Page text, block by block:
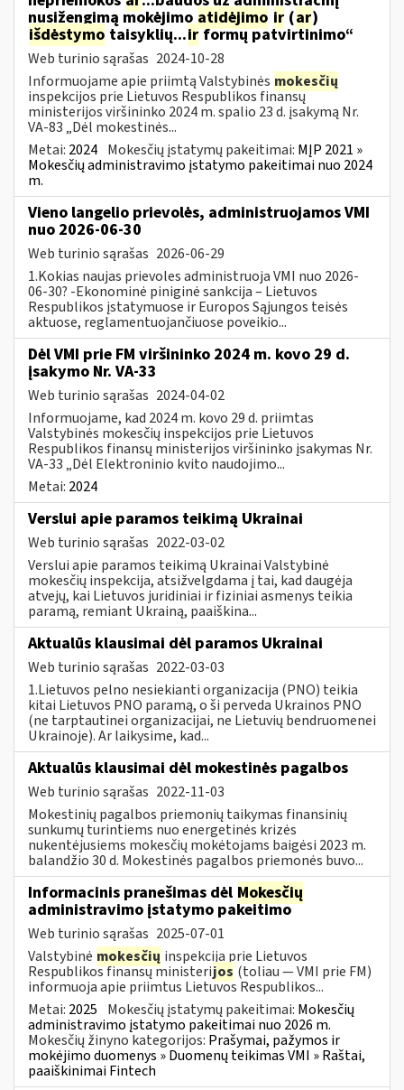
nusižengimą mokėjimo atidėjimo ir (ar)
išdėstymo taisyklių...irformų patvirtinimo“
Web turinio sąrašas 2024-10-28
Informuojame apie priimtą Valstybinės mokesčių
inspekcijos prie Lietuvos Respublikos finansų
ministerijos viršininko 2024 m. spalio 23 d. įsakymą Nr.
VA-83 „Dėl mokestinės...
Metai: 2024 Mokesčių įstatymų pakeitimai: MĮP 2021 »
Mokesčių administravimo įstatymo pakeitimai nuo 2024
m.
Vieno langelio prievolės, administruojamos VMI
nuo 2026-06-30
Web turinio sąrašas 2026-06-29
1.Kokias naujas prievoles administruoja VMI nuo 2026-
06-30? -Ekonominė piniginė sankcija – Lietuvos
Respublikos įstatymuose ir Europos Sąjungos teisės
aktuose, reglamentuojančiuose poveikio...
Dėl VMI prie FM viršininko 2024 m. kovo 29 d.
įsakymo Nr. VA-33
Web turinio sąrašas 2024-04-02
Informuojame, kad 2024 m. kovo 29 d. priimtas
Valstybinės mokesčių inspekcijos prie Lietuvos
Respublikos finansų ministerijos viršininko įsakymas Nr.
VA-33 „Dėl Elektroninio kvito naudojimo...
Metai: 2024
Verslui apie paramos teikimą Ukrainai
Web turinio sąrašas 2022-03-02
Verslui apie paramos teikimą Ukrainai Valstybinė
mokesčių inspekcija, atsižvelgdama į tai, kad daugėja
atvejų, kai Lietuvos juridiniai ir fiziniai asmenys teikia
paramą, remiant Ukrainą, paaiškina...
Aktualūs klausimai dėl paramos Ukrainai
Web turinio sąrašas 2022-03-03
1.Lietuvos pelno nesiekianti organizacija (PNO) teikia
kitai Lietuvos PNO paramą, o ši perveda Ukrainos PNO
(ne tarptautinei organizacijai, ne Lietuvių bendruomenei
Ukrainoje). Ar laikysime, kad...
Aktualūs klausimai dėl mokestinės pagalbos
Web turinio sąrašas 2022-11-03
Mokestinių pagalbos priemonių taikymas finansinių
sunkumų turintiems nuo energetinės krizės
nukentėjusiems mokesčių mokėtojams baigėsi 2023 m.
balandžio 30 d. Mokestinės pagalbos priemonės buvo...
Informacinis pranešimas dėl Mokesčių
administravimo įstatymo pakeitimo
Web turinio sąrašas 2025-07-01
Valstybinė mokesčių inspekcija prie Lietuvos
Respublikos finansų ministerijos (toliau — VMI prie FM)
informuoja apie priimtus Lietuvos Respublikos...
Metai: 2025 Mokesčių įstatymų pakeitimai: Mokesčių
administravimo įstatymo pakeitimai nuo 2026 m.
Mokesčių žinyno kategorijos: Prašymai, pažymos ir
mokėjimo duomenys » Duomenų teikimas VMI » Raštai,
paaiškinimai Fintech